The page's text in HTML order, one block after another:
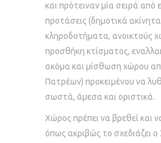
και πρότειναν μία σειρά από
προτάσεις (δημοτικά
κληροδοτήματα, ανοικτούς
προσθήκη κτίσματος,
ακόμα και μίσθωση χώρου
Πατρέων) προκειμένου να
σωστά, άμεσα και οριστικά.
Χώρος πρέπει να βρεθεί και
όπως ακριβώς το σχεδιάζει